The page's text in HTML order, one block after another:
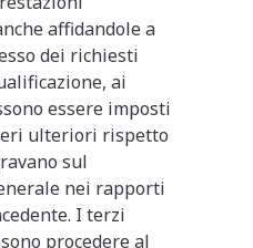
affidandole a
dei richiesti
ai
essere imposti
ulteriori rispetto
sul
nei rapporti
I terzi
procedere al